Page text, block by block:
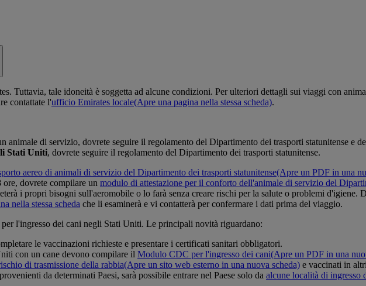
Tuttavia, tale idoneità è soggetta ad alcune condizioni. Per ulteriori dettagli sui viaggi con
contattate l'ufficio Emirates locale(Apre una pagina nella stessa scheda).
animale di servizio, dovrete seguire il regolamento del Dipartimento dei trasporti statunitense e
Stati Uniti, dovrete seguire il regolamento del Dipartimento dei trasporti statunitense.
aereo di animali di servizio del Dipartimento dei trasporti statunitense(Apre un PDF in una
dovrete compilare un modulo di attestazione per il conforto dell'animale di servizio del
i propri bisogni sull'aeromobile o lo farà senza creare rischi per la salute o problemi d'igiene.
nella stessa scheda che li esaminerà e vi contatterà per confermare i dati prima del viaggio.
l'ingresso dei cani negli Stati Uniti. Le principali novità riguardano:
le vaccinazioni richieste e presentare i certificati sanitari obbligatori.
con un cane devono compilare il Modulo CDC per l'ingresso dei cani(Apre un PDF in una
di trasmissione della rabbia(Apre un sito web esterno in una nuova scheda) e vaccinati in
da determinati Paesi, sarà possibile entrare nel Paese solo da alcune località di ingresso